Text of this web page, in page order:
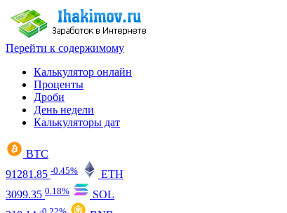
Перейти к содержимому
Калькулятор онлайн
Проценты
Дроби
День недели
Калькуляторы дат
BTC
91281.85 -0.45%
ETH
3099.35 0.18%
SOL